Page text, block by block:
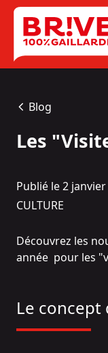
Panneau de gestion
Blog
Les
Publié le 2
CULTURE
Découvrez les
année pour les
Le concept